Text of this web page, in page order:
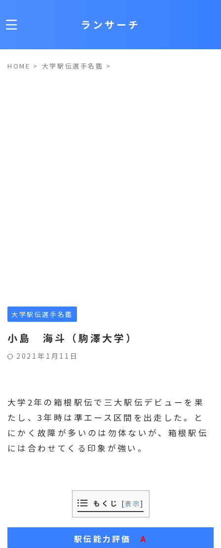
ランサーチ
HOME > 大学駅伝選手名鑑 >
大学駅伝選手名鑑
小島 海斗（駒澤大学）
2021年1月11日
大学2年の箱根駅伝で三大駅伝デビューを果
たし、3年時は準エース区間を出走した。と
にかく故障が多いのは勿体ないが、箱根駅伝
には合わせてくる印象が強い。
もくじ [表示]
駅伝能力評価A